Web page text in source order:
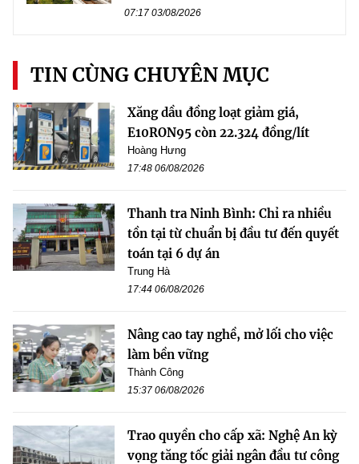
07:17 03/08/2026
TIN CÙNG CHUYÊN MỤC
Xăng dầu đồng loạt giảm giá,
E10RON95 còn 22.324 đồng/lít
Hoàng Hưng
17:48 06/08/2026
Thanh tra Ninh Bình: Chỉ ra nhiều
tồn tại từ chuẩn bị đầu tư đến quyết
toán tại 6 dự án
Trung Hà
17:44 06/08/2026
Nâng cao tay nghề, mở lối cho việc
làm bền vững
Thành Công
15:37 06/08/2026
Trao quyền cho cấp xã: Nghệ An kỳ
vọng tăng tốc giải ngân đầu tư công